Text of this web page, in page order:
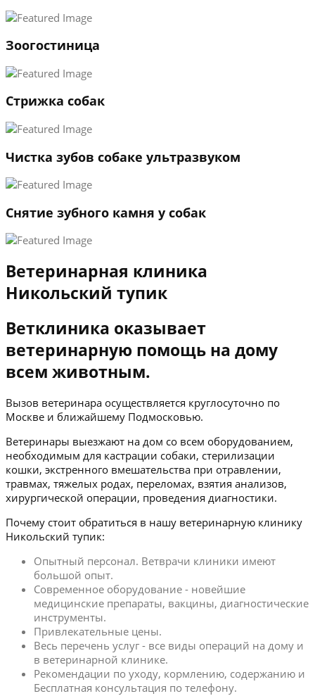
2
→
Зоогостиница
Стрижка собак
Чистка зубов собаке ультразвуком
Снятие зубного камня у собак
Ветеринарная клиника
Никольский тупик
Ветклиника оказывает
ветеринарную помощь на дому
всем животным.
Вызов ветеринара осуществляется круглосуточно по
Москве и ближайшему Подмосковью.
Ветеринары выезжают на дом со всем оборудованием,
необходимым для кастрации собаки, стерилизации
кошки, экстренного вмешательства при отравлении,
травмах, тяжелых родах, переломах, взятия анализов,
хирургической операции, проведения диагностики.
Почему стоит обратиться в нашу ветеринарную клинику
Никольский тупик:
Опытный персонал. Ветврачи клиники имеют
большой опыт.
Современное оборудование - новейшие
медицинские препараты, вакцины, диагностические
инструменты.
Привлекательные цены.
Весь перечень услуг - все виды операций на дому и
в ветеринарной клинике.
Рекомендации по уходу, кормлению, содержанию и
Бесплатная консультация по телефону.